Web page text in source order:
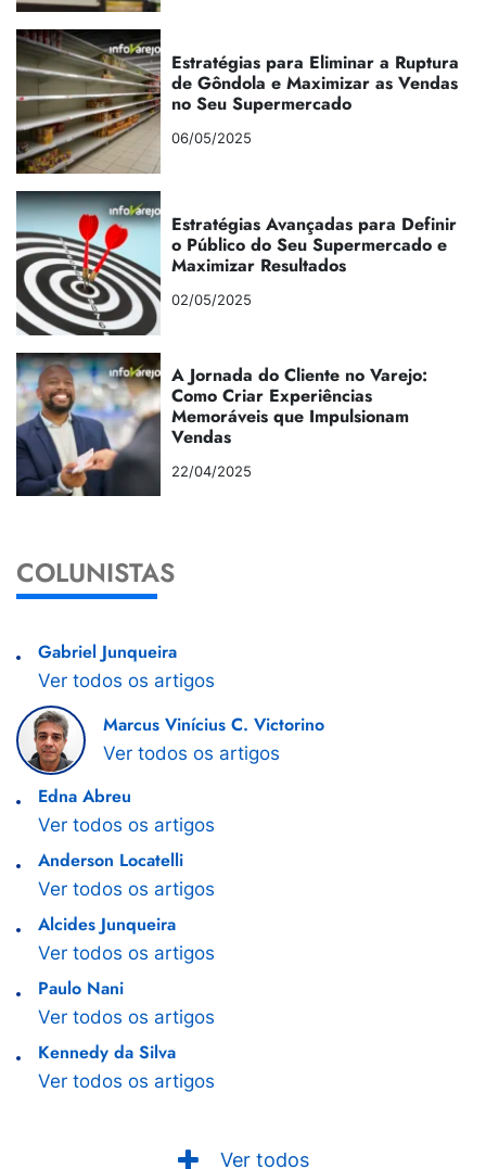
Estratégias para Eliminar a Ruptura
de Gôndola e Maximizar as Vendas
no Seu Supermercado
06/05/2025
Estratégias Avançadas para Definir
o Público do Seu Supermercado e
Maximizar Resultados
02/05/2025
A Jornada do Cliente no Varejo:
Como Criar Experiências
Memoráveis que Impulsionam
Vendas
22/04/2025
COLUNISTAS
Gabriel Junqueira
Ver todos os artigos
Marcus Vinícius C. Victorino
Ver todos os artigos
Edna Abreu
Ver todos os artigos
Anderson Locatelli
Ver todos os artigos
Alcides Junqueira
Ver todos os artigos
Paulo Nani
Ver todos os artigos
Kennedy da Silva
Ver todos os artigos
Ver todos